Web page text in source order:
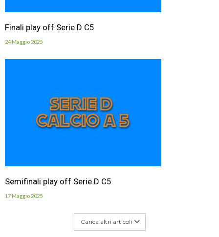
Finali play off Serie D C5
24 Maggio 2025
Semifinali play off Serie D C5
17 Maggio 2025
Carica altri articoli